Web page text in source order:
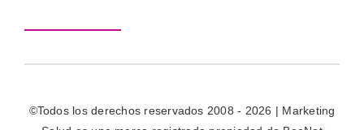
©Todos los derechos reservados 2008 - 2026 | Marketing